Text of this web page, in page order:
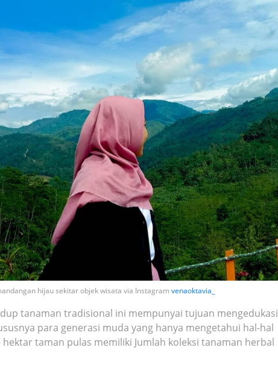
hijau sekitar objek wisata via Instagram venaoktavia_
tanaman tradisional ini mempunyai tujuan mengedukasi
para generasi muda yang hanya mengetahui hal-hal
hektar taman pulas memiliki Jumlah koleksi tanaman herbal